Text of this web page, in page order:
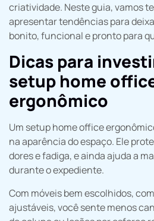
criatividade. Neste guia, vamos
apresentar tendências para
bonito, funcional e pronto para
Dicas para
setup home
ergonômico
Um setup home office
na aparência do espaço. Ele
dores e fadiga, e ainda ajuda a
durante o expediente.
Com móveis bem escolhidos,
ajustáveis, você sente menos